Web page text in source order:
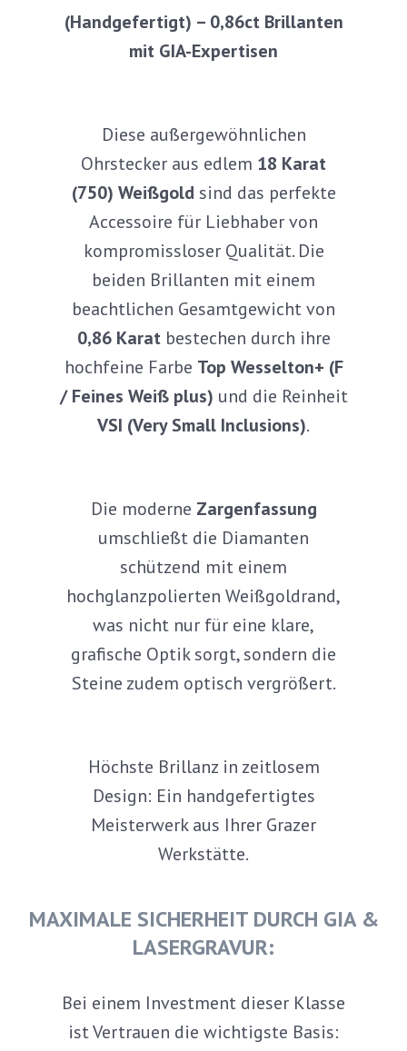
(Handgefertigt) – 0,86ct Brillanten
mit GIA-Expertisen
Diese außergewöhnlichen
Ohrstecker aus edlem 18 Karat
(750) Weißgoldsind das perfekte
Accessoire für Liebhaber von
kompromissloser Qualität. Die
beiden Brillanten mit einem
beachtlichen Gesamtgewicht von
0,86 Karatbestechen durch ihre
hochfeine Farbe Top Wesselton+ (F
/ Feines Weiß plus) und die Reinheit
VSI (Very Small Inclusions).
Die moderne Zargenfassung
umschließt die Diamanten
schützend mit einem
hochglanzpolierten Weißgoldrand,
was nicht nur für eine klare,
grafische Optik sorgt, sondern die
Steine zudem optisch vergrößert.
Höchste Brillanz in zeitlosem
Design: Ein handgefertigtes
Meisterwerk aus Ihrer Grazer
Werkstätte.
MAXIMALE SICHERHEIT DURCH GIA &
LASERGRAVUR:
Bei einem Investment dieser Klasse
ist Vertrauen die wichtigste Basis: